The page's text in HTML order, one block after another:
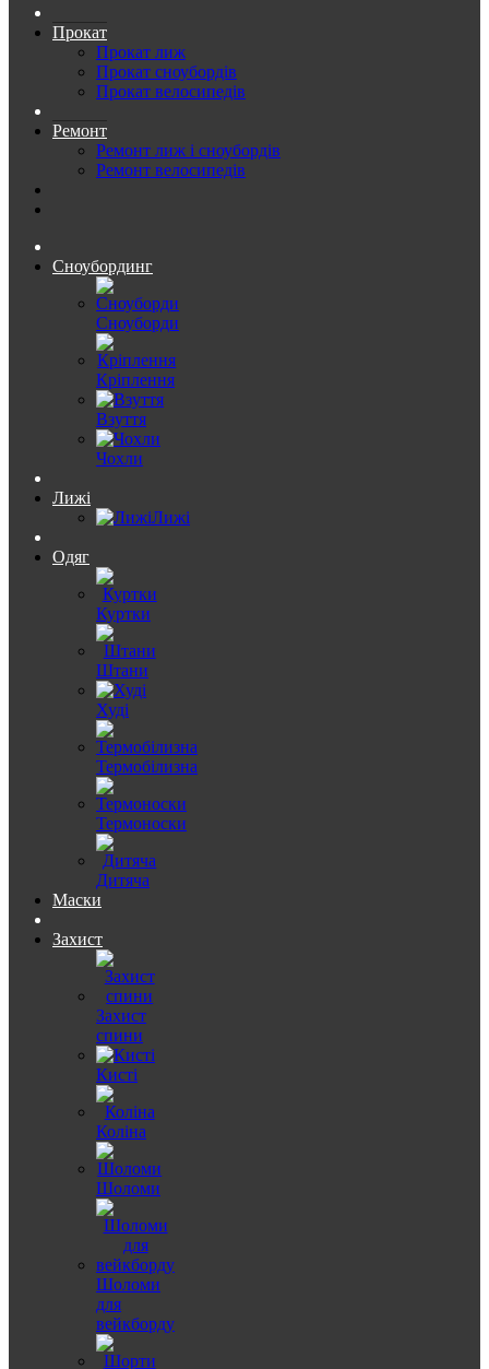
Прокат
Прокат лиж
Прокат сноубордів
Прокат велосипедів
Ремонт
Ремонт лиж і сноубордів
Ремонт велосипедів
Сноубординг
Сноуборди
Кріплення
Взуття
Чохли
Лижі
Лижі
Одяг
Куртки
Штани
Худі
Термобілизна
Термоноски
Дитяча
Маски
Захист
Захист
спини
Кисті
Коліна
Шоломи
Шоломи
для
вейкборду